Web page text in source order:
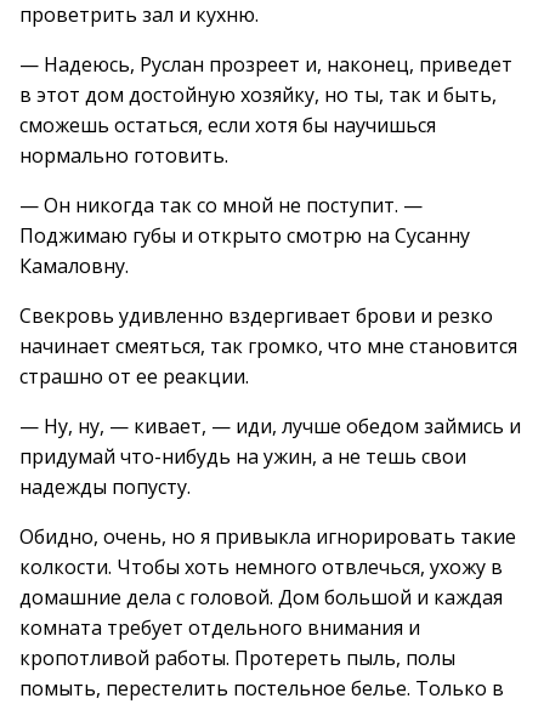
проветрить зал и кухню.
— Надеюсь, Руслан прозреет и, наконец, приведет
в этот дом достойную хозяйку, но ты, так и быть,
сможешь остаться, если хотя бы научишься
нормально готовить.
— Он никогда так со мной не поступит. —
Поджимаю губы и открыто смотрю на Сусанну
Камаловну.
Свекровь удивленно вздергивает брови и резко
начинает смеяться, так громко, что мне становится
страшно от ее реакции.
— Ну, ну, — кивает, — иди, лучше обедом займись и
придумай что-нибудь на ужин, а не тешь свои
надежды попусту.
Обидно, очень, но я привыкла игнорировать такие
колкости. Чтобы хоть немного отвлечься, ухожу в
домашние дела с головой. Дом большой и каждая
комната требует отдельного внимания и
кропотливой работы. Протереть пыль, полы
помыть, перестелить постельное белье. Только в